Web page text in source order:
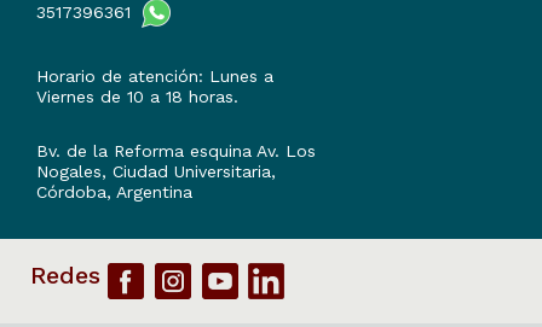
3517396361
Horario de atención: Lunes a
Viernes de 10 a 18 horas.
Bv. de la Reforma esquina Av. Los
Nogales, Ciudad Universitaria,
Córdoba, Argentina